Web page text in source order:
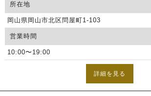
所在地
岡山県岡山市北区問屋町1-103
営業時間
10:00〜19:00
詳細を見る